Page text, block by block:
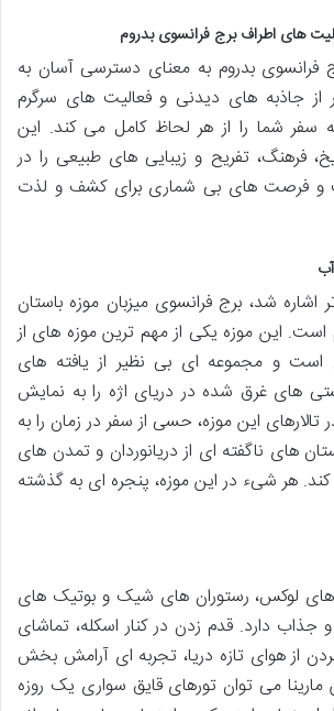
های اطراف برج فرانسوی بدروم
فرانسوی بدروم به معنای دسترسی آسان به
جاذبه های دیدنی و فعالیت های سرگرم
سفر شما را از هر لحاظ کامل می کند. این
فرهنگ، تفریح و زیبایی های طبیعی را در
و فرصت های بی شماری برای کشف و لذت
شد، برج فرانسوی میزبان موزه باستان
این موزه یکی از مهم ترین موزه های از
و مجموعه ای بی نظیر از یافته های
های غرق شده در دریای اژه را به نمایش
این موزه، حسی از سفر در زمان را به
های ناگفته ای از دریانوردان و تمدن های
کند. هر شیء در این موزه، پنجره ای به گذشته
های لوکس، رستوران های شیک و بوتیک های
جذاب دارد. قدم زدن در کنار اسکله، تماشای
از هوای تازه دریا، تجربه ای آرامش بخش
مارینا می توان تورهای قایق سواری یک روزه